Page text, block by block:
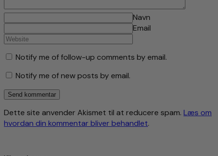
Navn
Email
Notify me of follow-up comments by email.
Notify me of new posts by email.
Dette site anvender Akismet til at reducere spam. Læs om
hvordan din kommentar bliver behandlet.